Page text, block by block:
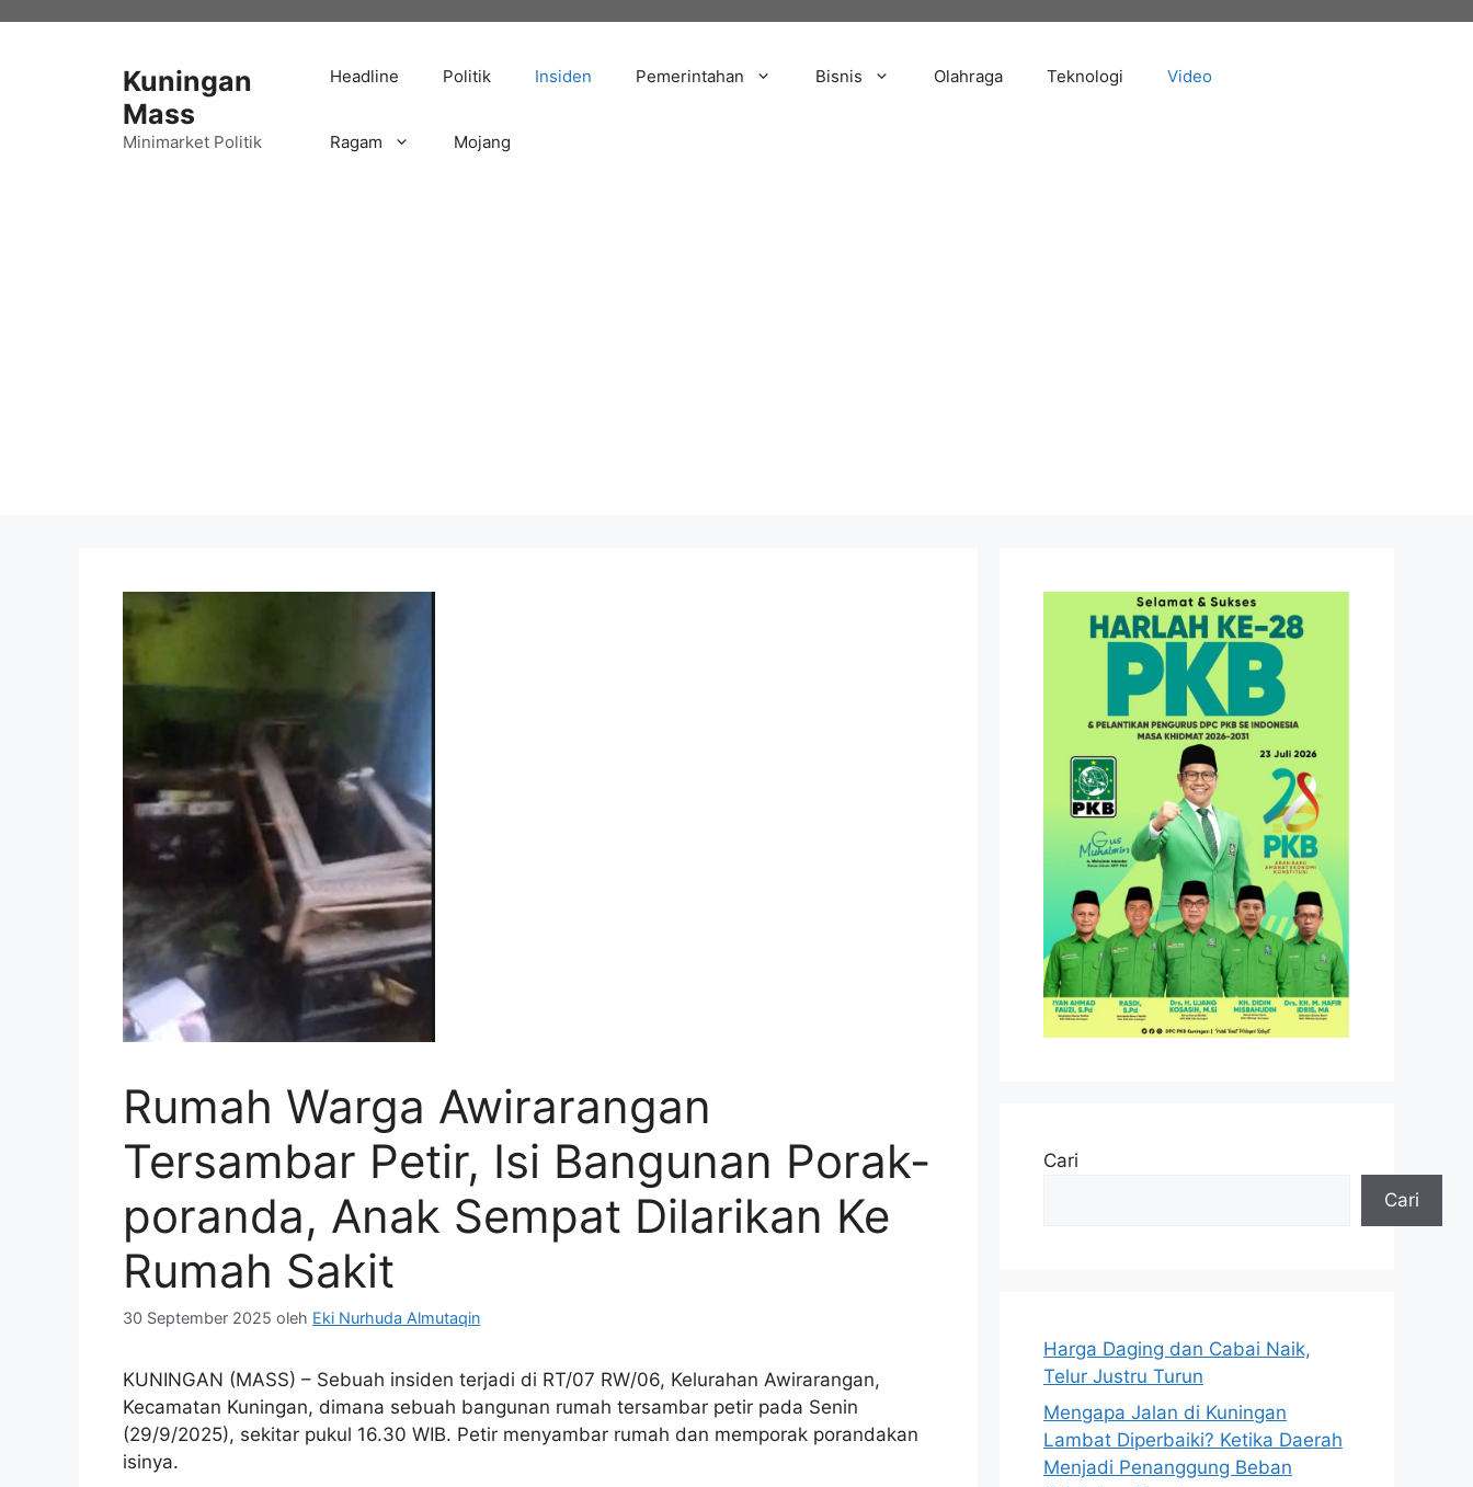
Kuningan
Mass
Minimarket Politik
Headline Politik Insiden Pemerintahan Bisnis Olahraga Teknologi Video
Ragam Mojang
Rumah Warga Awirarangan
Tersambar Petir, Isi Bangunan Porak-
poranda, Anak Sempat Dilarikan Ke
Rumah Sakit
30 September 2025 oleh Eki Nurhuda Almutaqin
KUNINGAN (MASS) – Sebuah insiden terjadi di RT/07 RW/06, Kelurahan Awirarangan,
Kecamatan Kuningan, dimana sebuah bangunan rumah tersambar petir pada Senin
(29/9/2025), sekitar pukul 16.30 WIB. Petir menyambar rumah dan memporak porandakan
isinya.
Cari
Cari
Harga Daging dan Cabai Naik,
Telur Justru Turun
Mengapa Jalan di Kuningan
Lambat Diperbaiki? Ketika Daerah
Menjadi Penanggung Beban